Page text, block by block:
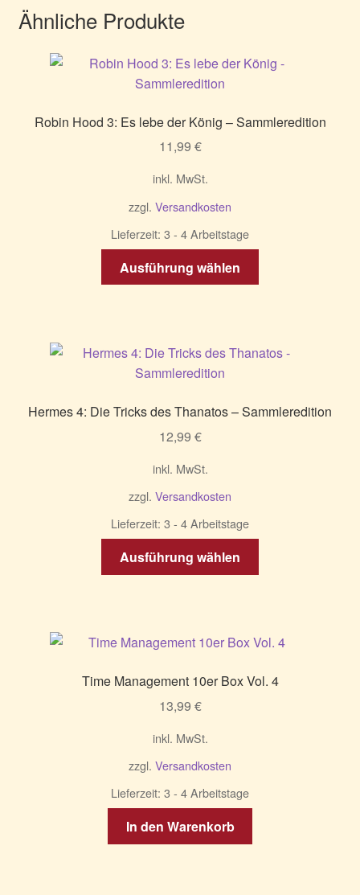
Ähnliche Produkte
Robin Hood 3: Es lebe der König – Sammleredition
11,99 €
inkl. MwSt.
zzgl. Versandkosten
Lieferzeit: 3 - 4 Arbeitstage
Ausführung wählen
auf.
können
Hermes 4: Die Tricks des Thanatos – Sammleredition
12,99 €
inkl. MwSt.
zzgl. Versandkosten
Lieferzeit: 3 - 4 Arbeitstage
Ausführung wählen
auf.
Optionen
Time Management 10er Box Vol. 4
13,99 €
inkl. MwSt.
zzgl. Versandkosten
Lieferzeit: 3 - 4 Arbeitstage
In den Warenkorb